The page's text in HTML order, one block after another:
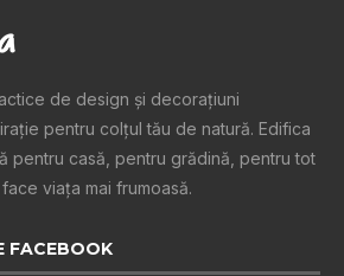
de design şi decoraţiuni
pentru colţul tău de natură. Edifica
pentru casă, pentru grădină, pentru tot
viaţa mai frumoasă.
FACEBOOK